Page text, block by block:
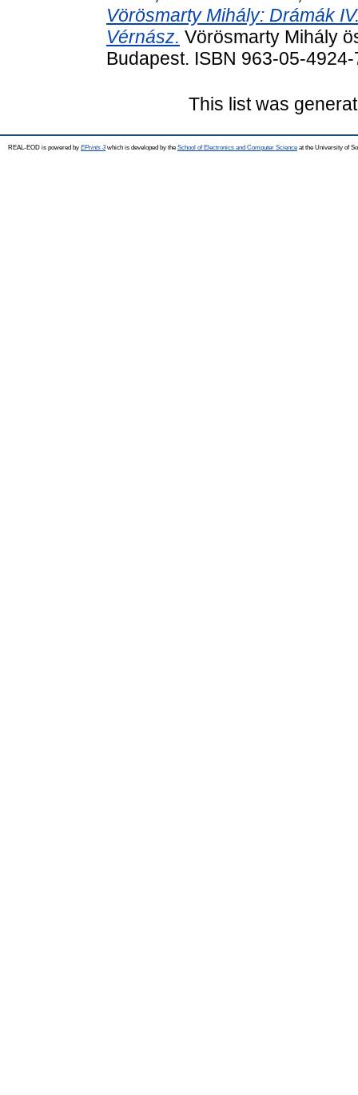
Vörösmarty Mihály: Drámák
Vérnász. Vörösmarty Mihály
Budapest. ISBN 963-05-4924-
This list was
REAL-EOD is powered by EPrints 3which is developed by the School of Electronics and Computer Science at the University of